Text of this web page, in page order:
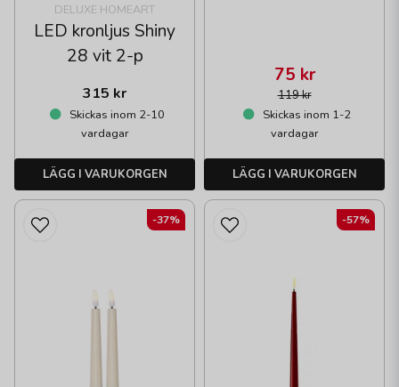
DELUXE HOMEART
LED kronljus Shiny
28 vit 2-p
315 kr
Skickas inom 2-10
vardagar
LÄGG I VARUKORGEN
119 kr
75 kr
Skickas inom 1-2
vardagar
LÄGG I VARUKORGEN
-37% -57%